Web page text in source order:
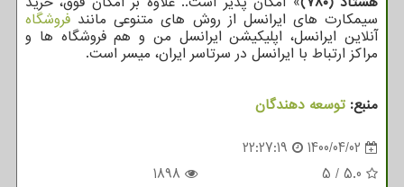
سیمکارت های ایرانسل از روش های متنوعی مانند فروشگاه
آنلاین ایرانسل، اپلیکیشن ایرانسل من و هم فروشگاه ها و
مراکز ارتباط با ایرانسل در سرتاسر ایران، میسر است.
منبع: توسعه دهندگان
1400/04/02
22:27:19
5.0
/
5
1898